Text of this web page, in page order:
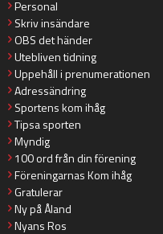
Personal
Skriv insändare
OBS det händer
Utebliven tidning
Uppehåll i prenumerationen
Adressändring
Sportens kom ihåg
Tipsa sporten
Myndig
100 ord från din förening
Föreningarnas Kom ihåg
Gratulerar
Ny på Åland
Nyans Ros